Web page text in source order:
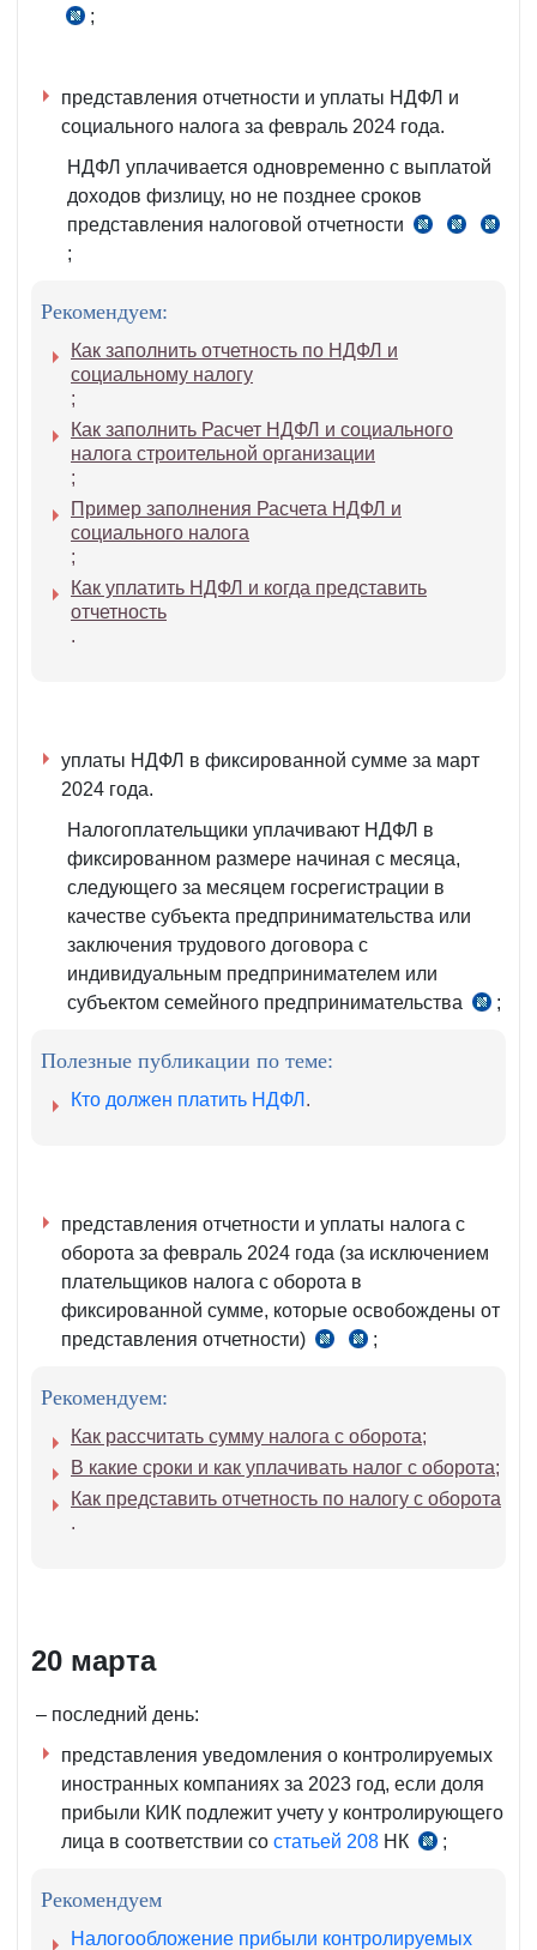
п.
МЮ
№
942
от
03.07.2000
г.
;
представления отчетности и уплаты НДФЛ и
социального налога за февраль 2024 года.
НДФЛ уплачивается одновременно с выплатой
доходов физлицу, но не позднее сроков
представления налоговой отчетности
п.
ст.
;
Рекомендуем:
Как заполнить отчетность по НДФЛ и
социальному налогу
;
Как заполнить Расчет НДФЛ и социального
налога строительной организации
;
Пример заполнения Расчета НДФЛ и
социального налога
;
Как уплатить НДФЛ и когда представить
отчетность
.
уплаты НДФЛ в фиксированной сумме за март
2024 года.
Налогоплательщики уплачивают НДФЛ в
фиксированном размере начиная с месяца,
следующего за месяцем госрегистрации в
качестве субъекта предпринимательства или
заключения трудового договора с
индивидуальным предпринимателем или
субъектом семейного предпринимательства
ч.;
Полезные публикации по теме:
Кто должен платить НДФЛ .
представления отчетности и уплаты налога с
оборота за февраль 2024 года (за исключением
плательщиков налога с оборота в
фиксированной сумме, которые освобождены от
представления отчетности)
п.
3
ч.
470-
;
Рекомендуем:
Как рассчитать сумму налога с оборота;
В какие сроки и как уплачивать налог с оборота;
Как представить отчетность по налогу с оборота
.
20 марта
– последний день:
представления уведомления о контролируемых
иностранных компаниях за 2023 год, если доля
прибыли КИК подлежит учету у контролирующего
лица в соответствии со статьей 208 НК
ч.
209
;
Рекомендуем
Налогообложение прибыли контролируемых